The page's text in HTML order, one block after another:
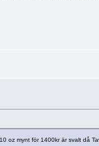
oz mynt för 1400kr är svalt då